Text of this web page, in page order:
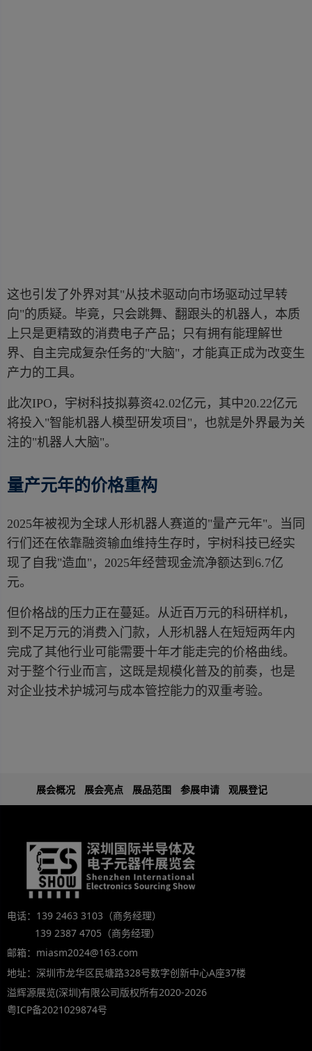
这也引发了外界对其"从技术驱动向市场驱动过早转
向"的质疑。毕竟，只会跳舞、翻跟头的机器人，本质
上只是更精致的消费电子产品；只有拥有能理解世
界、自主完成复杂任务的"大脑"，才能真正成为改变生
产力的工具。
此次IPO，宇树科技拟募资42.02亿元，其中20.22亿元
将投入"智能机器人模型研发项目"，也就是外界最为关
注的"机器人大脑"。
量产元年的价格重构
2025年被视为全球人形机器人赛道的"量产元年"。当同
行们还在依靠融资输血维持生存时，宇树科技已经实
现了自我"造血"，2025年经营现金流净额达到6.7亿
元。
但价格战的压力正在蔓延。从近百万元的科研样机，
到不足万元的消费入门款，人形机器人在短短两年内
完成了其他行业可能需要十年才能走完的价格曲线。
对于整个行业而言，这既是规模化普及的前奏，也是
对企业技术护城河与成本管控能力的双重考验。
展会概况 展会亮点 展品范围 参展申请 观展登记
电话：139 2463 3103（商务经理）
139 2387 4705（商务经理）
邮箱：miasm2024@163.com
地址：深圳市龙华区民塘路328号数字创新中心A座37楼
溢辉源展览(深圳)有限公司版权所有2020-2026
粤ICP备2021029874号